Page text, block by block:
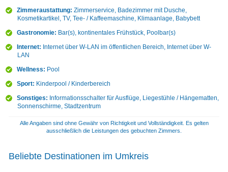
Zimmeraustattung: Zimmerservice, Badezimmer mit Dusche,
Kosmetikartikel, TV, Tee- / Kaffeemaschine, Klimaanlage, Babybett
Gastronomie: Bar(s), kontinentales Frühstück, Poolbar(s)
Internet: Internet über W-LAN im öffentlichen Bereich, Internet über W-
LAN
Wellness: Pool
Sport: Kinderpool / Kinderbereich
Sonstiges: Informationsschalter für Ausflüge, Liegestühle / Hängematten,
Sonnenschirme, Stadtzentrum
Alle Angaben sind ohne Gewähr von Richtigkeit und Vollständigkeit. Es gelten
ausschließlich die Leistungen des gebuchten Zimmers.
Beliebte Destinationen im Umkreis